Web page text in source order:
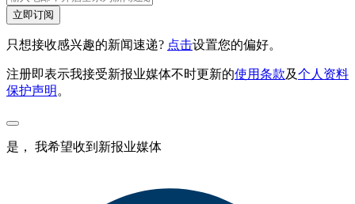
立即订阅
只想接收感兴趣的新闻速递? 点击设置您的偏好。
注册即表示我接受新报业媒体不时更新的使用条款及个人资料
保护声明 。
是， 我希望收到新报业媒体